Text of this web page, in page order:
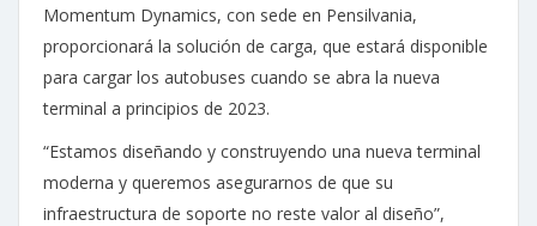
Momentum Dynamics, con sede en Pensilvania,
proporcionará la solución de carga, que estará disponible
para cargar los autobuses cuando se abra la nueva
terminal a principios de 2023.
“Estamos diseñando y construyendo una nueva terminal
moderna y queremos asegurarnos de que su
infraestructura de soporte no reste valor al diseño”,